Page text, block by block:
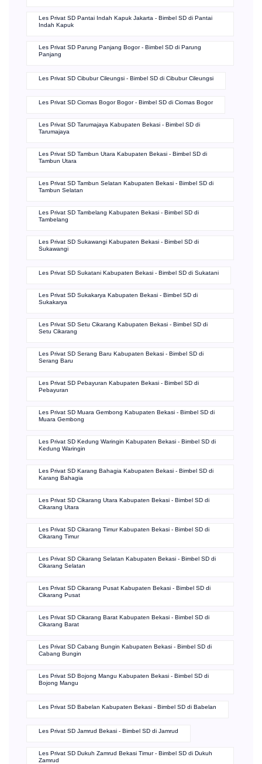
Les Privat SD Pantai Indah Kapuk Jakarta - Bimbel SD di Pantai
Indah Kapuk
Les Privat SD Parung Panjang Bogor - Bimbel SD di Parung
Panjang
Les Privat SD Cibubur Cileungsi - Bimbel SD di Cibubur Cileungsi
Les Privat SD Ciomas Bogor Bogor - Bimbel SD di Ciomas Bogor
Les Privat SD Tarumajaya Kabupaten Bekasi - Bimbel SD di
Tarumajaya
Les Privat SD Tambun Utara Kabupaten Bekasi - Bimbel SD di
Tambun Utara
Les Privat SD Tambun Selatan Kabupaten Bekasi - Bimbel SD di
Tambun Selatan
Les Privat SD Tambelang Kabupaten Bekasi - Bimbel SD di
Tambelang
Les Privat SD Sukawangi Kabupaten Bekasi - Bimbel SD di
Sukawangi
Les Privat SD Sukatani Kabupaten Bekasi - Bimbel SD di Sukatani
Les Privat SD Sukakarya Kabupaten Bekasi - Bimbel SD di
Sukakarya
Les Privat SD Setu Cikarang Kabupaten Bekasi - Bimbel SD di
Setu Cikarang
Les Privat SD Serang Baru Kabupaten Bekasi - Bimbel SD di
Serang Baru
Les Privat SD Pebayuran Kabupaten Bekasi - Bimbel SD di
Pebayuran
Les Privat SD Muara Gembong Kabupaten Bekasi - Bimbel SD di
Muara Gembong
Les Privat SD Kedung Waringin Kabupaten Bekasi - Bimbel SD di
Kedung Waringin
Les Privat SD Karang Bahagia Kabupaten Bekasi - Bimbel SD di
Karang Bahagia
Les Privat SD Cikarang Utara Kabupaten Bekasi - Bimbel SD di
Cikarang Utara
Les Privat SD Cikarang Timur Kabupaten Bekasi - Bimbel SD di
Cikarang Timur
Les Privat SD Cikarang Selatan Kabupaten Bekasi - Bimbel SD di
Cikarang Selatan
Les Privat SD Cikarang Pusat Kabupaten Bekasi - Bimbel SD di
Cikarang Pusat
Les Privat SD Cikarang Barat Kabupaten Bekasi - Bimbel SD di
Cikarang Barat
Les Privat SD Cabang Bungin Kabupaten Bekasi - Bimbel SD di
Cabang Bungin
Les Privat SD Bojong Mangu Kabupaten Bekasi - Bimbel SD di
Bojong Mangu
Les Privat SD Babelan Kabupaten Bekasi - Bimbel SD di Babelan
Les Privat SD Jamrud Bekasi - Bimbel SD di Jamrud
Les Privat SD Dukuh Zamrud Bekasi Timur - Bimbel SD di Dukuh
Zamrud